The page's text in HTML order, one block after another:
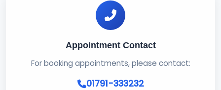
Appointment Contact
For booking appointments, please contact:
01791-333232